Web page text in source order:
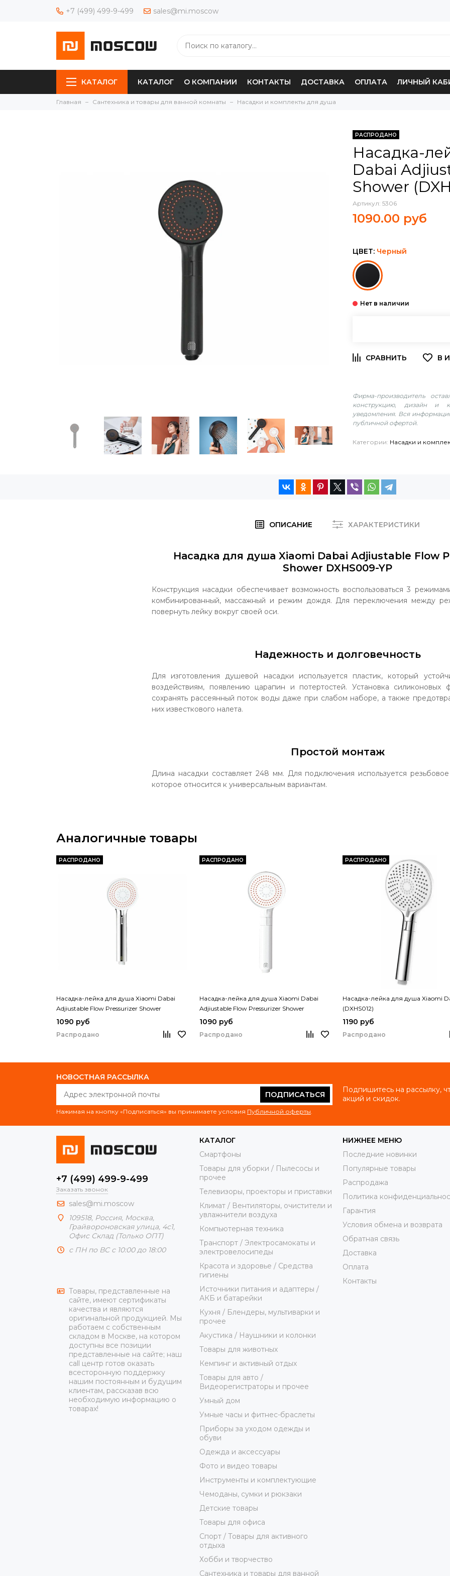
+7 (499) 499-9-499 sales@mi.moscow
КАТАЛОГ КАТАЛОГ О КОМПАНИИ КОНТАКТЫ ДОСТАВКА ОПЛАТА ЛИЧНЫЙ
Главная Сантехника и товары для ванной комнаты Насадки и комплекты для душа
РАСПРОДАНО
Насадка-
Dabai
Shower
Артикул: 5306
1090.00 руб
ЦВЕТ: Черный
Фирма-производитель
конструкцию, дизайн и
уведомления. Вся
публичной офертой.
Категории: Насадки и
ОПИСАНИЕ ХАРАКТЕРИСТИКИ
Насадка для душа Xiaomi Dabai Adjiustable Flow
Shower DXHS009-YP
Конструкция насадки обеспечивает возможность воспользоваться 3
комбинированный, массажный и режим дождя. Для переключения между
повернуть лейку вокруг своей оси.
Надежность и долговечность
Для изготовления душевой насадки используется пластик, который
воздействиям, появлению царапин и потертостей. Установка силиконовых
сохранять рассеянный поток воды даже при слабом наборе, а также
них известкового налета.
Простой монтаж
Длина насадки составляет 248 мм. Для подключения используется
которое относится к универсальным вариантам.
Аналогичные товары
РАСПРОДАНО
Насадка-лейка для душа Xiaomi Dabai
Adjiustable Flow Pressurizer Shower
(DXHS009-YP)
1090 руб
Распродано
РАСПРОДАНО
Насадка-лейка для душа Xiaomi Dabai
Adjiustable Flow Pressurizer Shower
(DXHS008-YP)
1090 руб
Распродано
РАСПРОДАНО
Насадка-лейка для душа Xiaomi
(DXHS012)
1190 руб
Распродано
НОВОСТНАЯ РАССЫЛКА
ПОДПИСАТЬСЯ
Нажимая на кнопку «Подписаться» вы принимаете условия Публичной оферты
Подпишитесь на рассылку,
акций и скидок.
+7 (499) 499-9-499
Заказать звонок
sales@mi.moscow
109518, Россия, Москва,
Грайвороновская улица, 4с1,
Офис Склад (Только ОПТ)
с ПН по ВС с 10:00 до 18:00
Товары, представленные на
сайте, имеют сертификаты
качества и являются
оригинальной продукцией. Мы
работаем с собственным
складом в Москве, на котором
доступны все позиции
представленные на сайте; наш
call центр готов оказать
всесторонную поддержку
нашим постоянным и будущим
клиентам, рассказав всю
необходимую информацию о
товарах!
КАТАЛОГ
Смартфоны
Товары для уборки / Пылесосы и
прочее
Телевизоры, проекторы и приставки
Климат / Вентиляторы, очистители и
увлажнители воздуха
Компьютерная техника
Транспорт / Электросамокаты и
электровелосипеды
Красота и здоровье / Средства
гигиены
Источники питания и адаптеры /
АКБ и батарейки
Кухня / Блендеры, мультиварки и
прочее
Акустика / Наушники и колонки
Товары для животных
Кемпинг и активный отдых
Товары для авто /
Видеорегистраторы и прочее
Умный дом
Умные часы и фитнес-браслеты
Приборы за уходом одежды и
обуви
Одежда и аксессуары
Фото и видео товары
Инструменты и комплектующие
Чемоданы, сумки и рюкзаки
Детские товары
Товары для офиса
Спорт / Товары для активного
отдыха
Хобби и творчество
Сантехника и товары для ванной
НИЖНЕЕ МЕНЮ
Последние новинки
Популярные товары
Распродажа
Политика
Гарантия
Условия обмена и возврата
Обратная связь
Доставка
Оплата
Контакты